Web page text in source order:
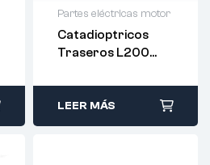
Partes eléctricas motor
Catadioptricos
Traseros L200
MR109136 (PAR)
LEER MÁS